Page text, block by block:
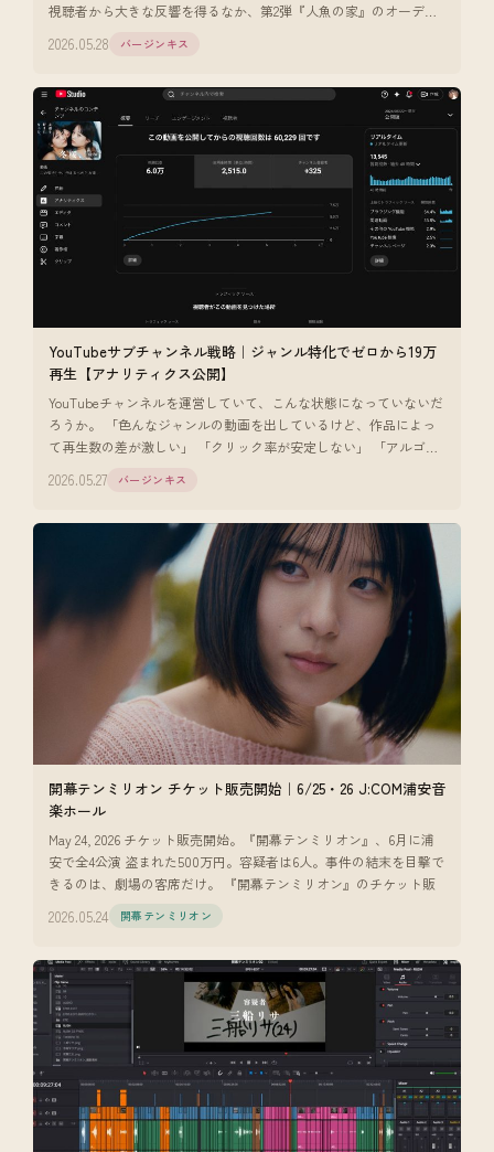
視聴者から大きな反響を得るなか、第2弾『人魚の家』のオーディ
2026.05.28 バージンキス
YouTubeサブチャンネル戦略｜ジャンル特化でゼロから19万
再生【アナリティクス公開】
YouTubeチャンネルを運営していて、こんな状態になっていないだ
ろうか。 「色んなジャンルの動画を出しているけど、作品によっ
て再生数の差が激しい」 「クリック率が安定しない」 「アルゴリ
2026.05.27 バージンキス
開幕テンミリオン チケット販売開始｜6/25・26 J:COM浦安音
楽ホール
May 24, 2026 チケット販売開始。『開幕テンミリオン』、6月に浦
安で全4公演 盗まれた500万円。容疑者は6人。事件の結末を目撃で
きるのは、劇場の客席だけ。 『開幕テンミリオン』のチケット販
2026.05.24 開幕テンミリオン